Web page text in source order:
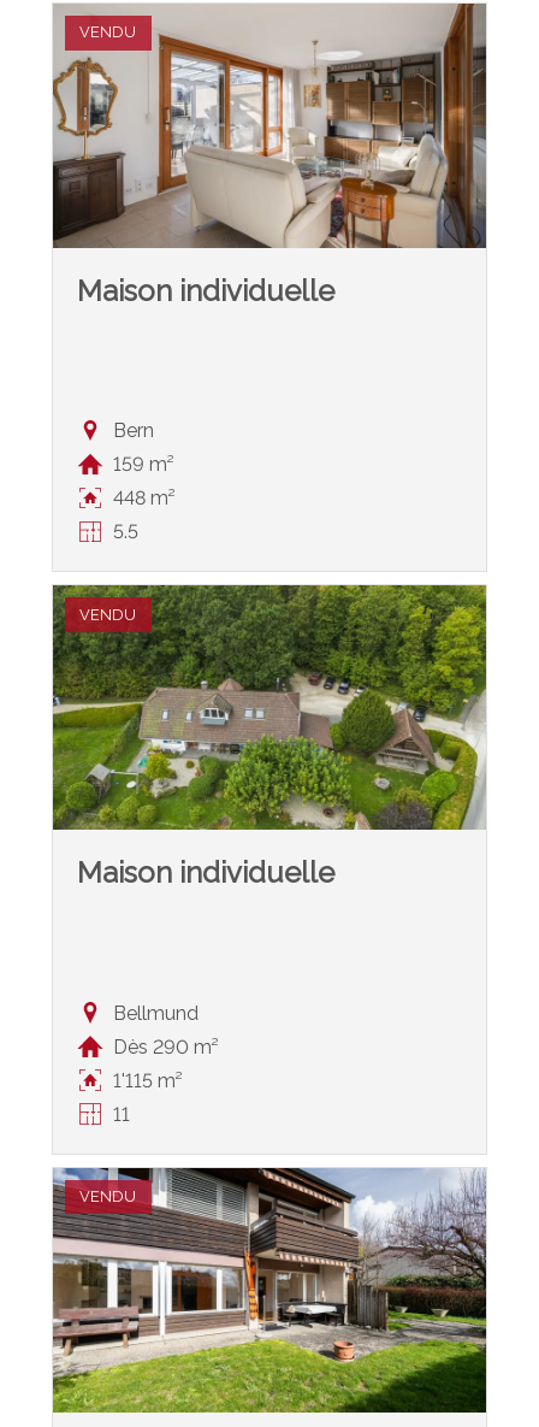
VENDU
Maison individuelle
Bern
159 m²
448 m²
5.5
VENDU
Maison individuelle
Bellmund
Dès 290 m²
1'115 m²
11
VENDU